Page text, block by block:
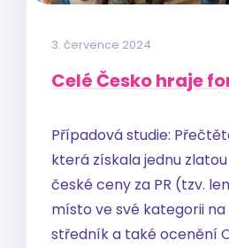
3. července 2024
Celé Česko hraje
Případová studie:
která získala jednu
české ceny za PR (tzv.
místo ve své kategorii na
středník a také ocenění